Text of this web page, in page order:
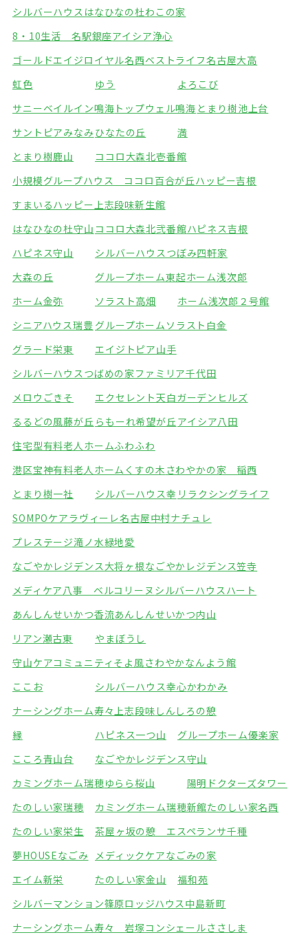
シルバーハウスはなひなの杜わこの家
8・10生活 名駅銀座アイシア浄心
ゴールドエイジロイヤル名西ベストライフ名古屋大高
虹色
ゆう
よろこび
サニーベイルイン鳴海 トップウェル鳴海 とまり樹池上台
サントピアみなみひなたの丘
満
とまり樹鹿山
ココロ大森北壱番館
小規模グループハウス ココロ百合が丘ハッピー吉根
すまいるハッピー上志段味新生館
はなひなの杜守山 ココロ大森北弐番館ハピネス吉根
ハピネス守山
シルバーハウスつぼみ四軒家
大森の丘
グループホーム東起ホーム浅次郎
ホーム金弥
ソラスト高畑
ホーム浅次郎２号館
シニアハウス瑞豊 グループホームソラスト白金
グラード栄東
エイジトピア山手
シルバーハウスつばめの家ファミリア千代田
メロウごきそ
エクセレント天白ガーデンヒルズ
るるどの風藤が丘 らもーれ希望が丘アイシア八田
住宅型有料老人ホームふわふわ
港区宝神有料老人ホームくすの木 さわやかの家 稲西
とまり樹一社
シルバーハウス幸 リラクシングライフ
SOMPOケアラヴィーレ名古屋中村ナチュレ
プレステージ滝ノ水緑地愛
なごやかレジデンス大将ヶ根なごやかレジデンス笠寺
メディケア八事 ベルコリーヌ シルバーハウスハート
あんしんせいかつ香流あんしんせいかつ内山
リアン瀬古東
やまぼうし
守山ケアコミュニティそよ風さわやかなんよう館
ここお
シルバーハウス幸心かわかみ
ナーシングホーム寿々上志段味 しんしろの憩
縁
ハピネス一つ山
グループホーム優楽家
こころ青山台
なごやかレジデンス守山
カミングホーム瑞穂ゆらら桜山
陽明ドクターズタワー
たのしい家瑞穂
カミングホーム瑞穂新館たのしい家名西
たのしい家栄生
茶屋ヶ坂の憩 エスペランサ千種
夢HOUSEなごみ メディックケアなごみの家
エイム新栄
たのしい家金山
福和苑
シルバーマンション篠原ロッジハウス中島新町
ナーシングホーム寿々 岩塚コンシェールささしま